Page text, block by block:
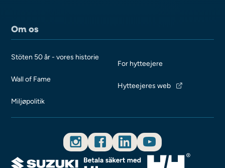
Om os
Stöten 50 år - vores historie
Wall of Fame
Miljøpolitik
For hytteejere
Hytteejeres web